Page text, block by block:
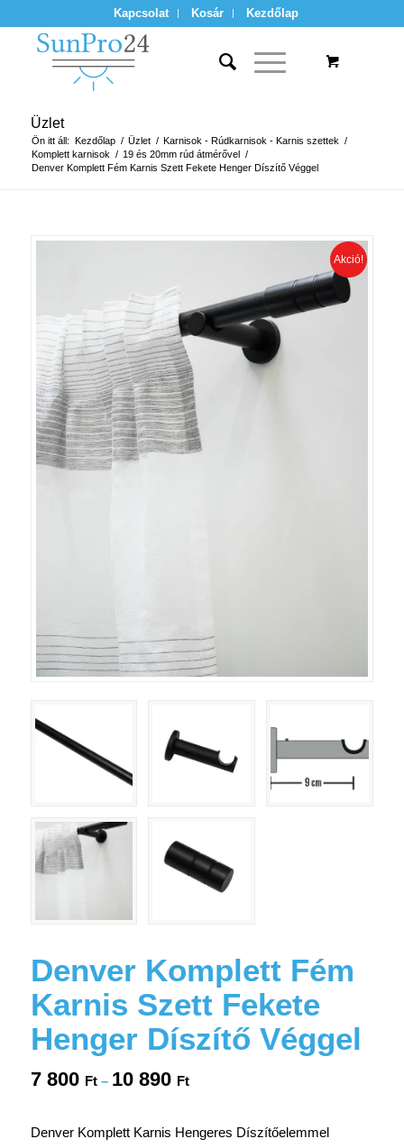
Kapcsolat Kosár Kezdőlap
Üzlet
Ön itt áll: Kezdőlap / Üzlet / Karnisok - Rúdkarnisok - Karnis szettek /
Komplett karnisok / 19 és 20mm rúd átmérővel /
Denver Komplett Fém Karnis Szett Fekete Henger Díszítő Véggel
Akció!
Denver Komplett Fém
Karnis Szett Fekete
Henger Díszítő Véggel
7 800 Ft – 10 890 FtÁrtartomány:
Denver Komplett Karnis Hengeres Díszítőelemmel